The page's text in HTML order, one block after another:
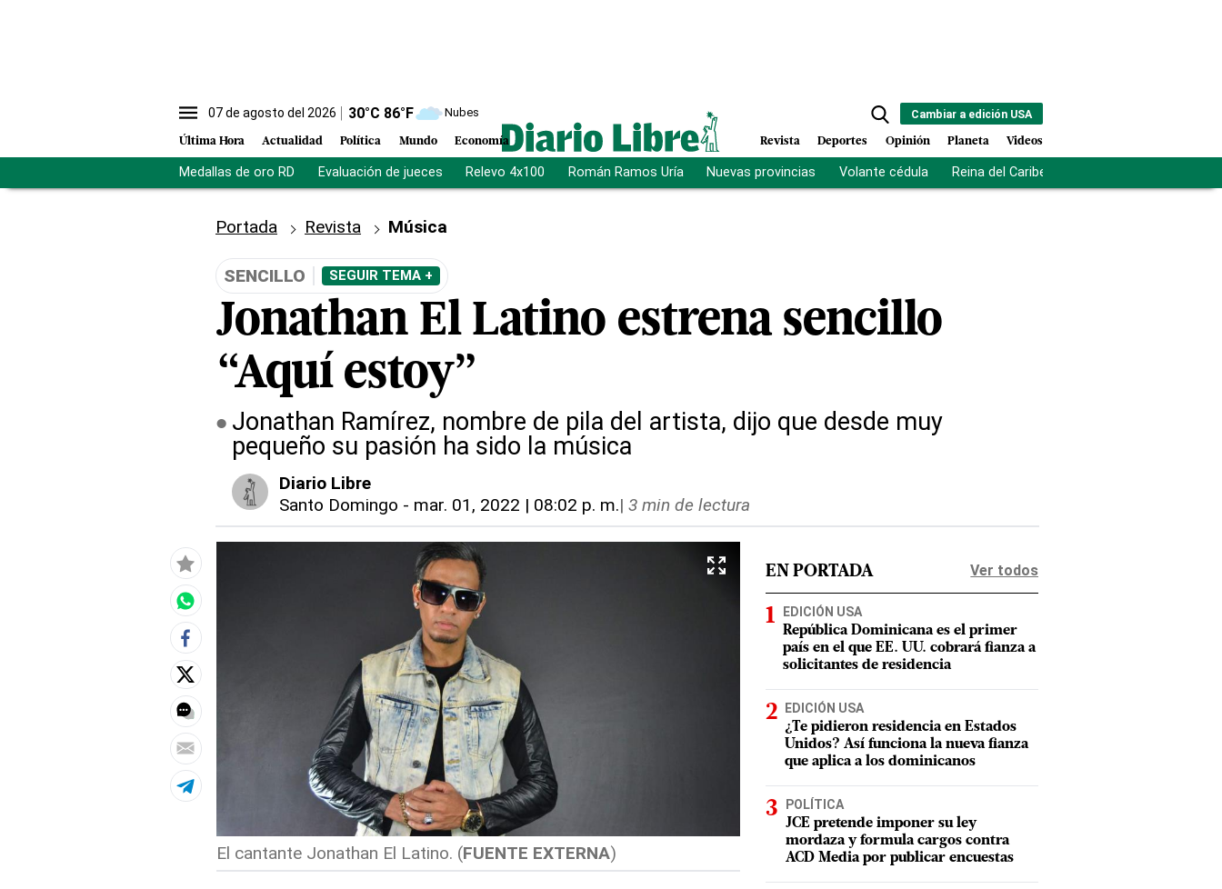
07 de agosto del 2026 30°C 86°F Nubes
Última Hora Actualidad Política Mundo Economía
Cambiar a edición USA
Revista Deportes Opinión Planeta Videos
Medallas de oro RD Evaluación de jueces Relevo 4x100 Román Ramos Uría Nuevas provincias Volante cédula Reina del Caribe
Portada Revista Música
SENCILLO SEGUIR TEMA +
Jonathan El Latino estrena sencillo
“Aquí estoy”
Jonathan Ramírez, nombre de pila del artista, dijo que desde muy
pequeño su pasión ha sido la música
Diario Libre
Santo Domingo - mar. 01, 2022 | 08:02 p. m.| 3 min de lectura
El cantante Jonathan El Latino. (FUENTE EXTERNA)
EN PORTADA Ver todos
EDICIÓN USA
República Dominicana es el primer
país en el que EE. UU. cobrará fianza a
solicitantes de residencia
EDICIÓN USA
¿Te pidieron residencia en Estados
Unidos? Así funciona la nueva fianza
que aplica a los dominicanos
POLÍTICA
JCE pretende imponer su ley
mordaza y formula cargos contra
ACD Media por publicar encuestas